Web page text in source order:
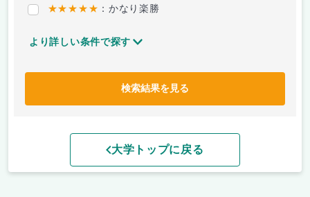
★★★★★ ：かなり楽勝
より詳しい条件で探す
検索結果を見る
大学トップに戻る